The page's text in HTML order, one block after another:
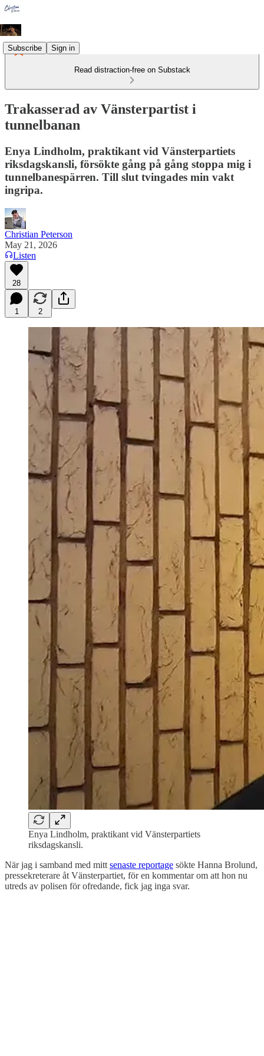
Subscribe Sign in
Read distraction-free on Substack
Trakasserad av Vänsterpartist i
tunnelbanan
Enya Lindholm, praktikant vid Vänsterpartiets
riksdagskansli, försökte gång på gång stoppa mig i
tunnelbanespärren. Till slut tvingades min vakt
ingripa.
Christian Peterson
May 21, 2026
Listen
28
1 2
Enya Lindholm, praktikant vid Vänsterpartiets
riksdagskansli.
När jag i samband med mitt senaste reportage sökte Hanna Brolund,
pressekreterare åt Vänsterpartiet, för en kommentar om att hon nu
utreds av polisen för ofredande, fick jag inga svar.